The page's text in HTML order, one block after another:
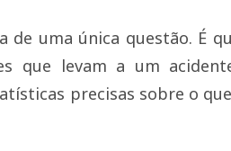
de uma única questão. É
que levam a um
precisas sobre o